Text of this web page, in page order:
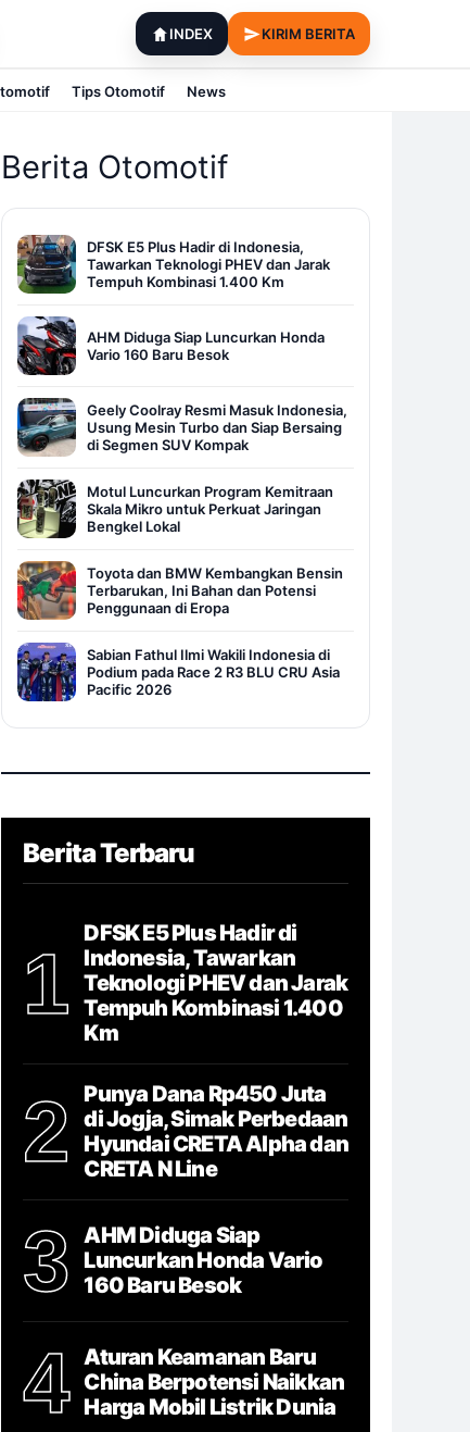
INDEX KIRIM BERITA
Tips Otomotif News
Berita Otomotif
DFSK E5 Plus Hadir di Indonesia,
Tawarkan Teknologi PHEV dan Jarak
Tempuh Kombinasi 1.400 Km
AHM Diduga Siap Luncurkan Honda
Vario 160 Baru Besok
Geely Coolray Resmi Masuk Indonesia,
Usung Mesin Turbo dan Siap Bersaing
di Segmen SUV Kompak
Motul Luncurkan Program Kemitraan
Skala Mikro untuk Perkuat Jaringan
Bengkel Lokal
Toyota dan BMW Kembangkan Bensin
Terbarukan, Ini Bahan dan Potensi
Penggunaan di Eropa
Sabian Fathul Ilmi Wakili Indonesia di
Podium pada Race 2 R3 BLU CRU Asia
Pacific 2026
Berita Terbaru
1
DFSK E5 Plus Hadir di
Indonesia, Tawarkan
Teknologi PHEV dan Jarak
Tempuh Kombinasi 1.400
Km
2
Punya Dana Rp450 Juta
di Jogja, Simak Perbedaan
Hyundai CRETA Alpha dan
CRETA N Line
3
AHM Diduga Siap
Luncurkan Honda Vario
160 Baru Besok
4
Aturan Keamanan Baru
China Berpotensi Naikkan
Harga Mobil Listrik Dunia